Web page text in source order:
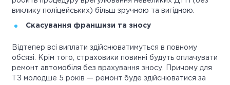
виклику поліцейських) більш зручною та вигідною.
Скасування франшизи та зносу
Відтепер всі виплати здійснюватимуться в повному
обсязі. Крім того, страховики повинні будуть оплачувати
ремонт автомобіля без врахування зносу. Причому для
ТЗ молодше 5 років — ремонт буде здійснюватися за